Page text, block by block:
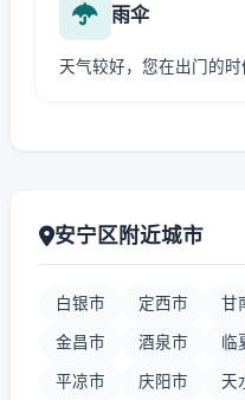
雨伞
天气较好，您在出门的时
安宁区附近城市
白银市 定西市 甘
金昌市 酒泉市 临
平凉市 庆阳市 天